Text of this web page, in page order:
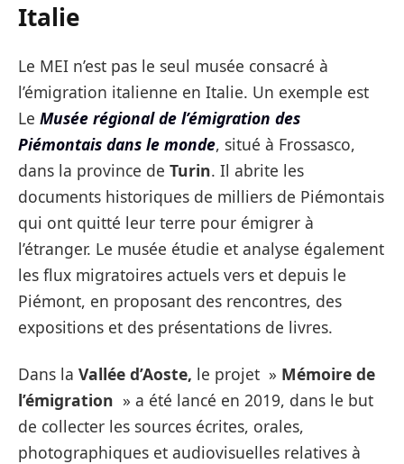
Italie
Le MEI n’est pas le seul musée consacré à
l’émigration italienne en Italie. Un exemple est
Le Musée régional de l’émigration des
Piémontais dans le monde, situé à Frossasco,
dans la province de Turin. Il abrite les
documents historiques de milliers de Piémontais
qui ont quitté leur terre pour émigrer à
l’étranger. Le musée étudie et analyse également
les flux migratoires actuels vers et depuis le
Piémont, en proposant des rencontres, des
expositions et des présentations de livres.
Dans la Vallée d’Aoste, le projet » Mémoire de
l’émigration » a été lancé en 2019, dans le but
de collecter les sources écrites, orales,
photographiques et audiovisuelles relatives à